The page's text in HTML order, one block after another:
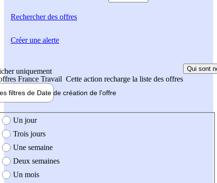
Rechercherdes offres
uniquement
France Travail Cette action recharge la liste des offres
Qui sont
filtres de Date de création de l'offre
création de l'offre
Un jour
Trois jours
Une semaine
Deux semaines
Un mois
Créer une alerte